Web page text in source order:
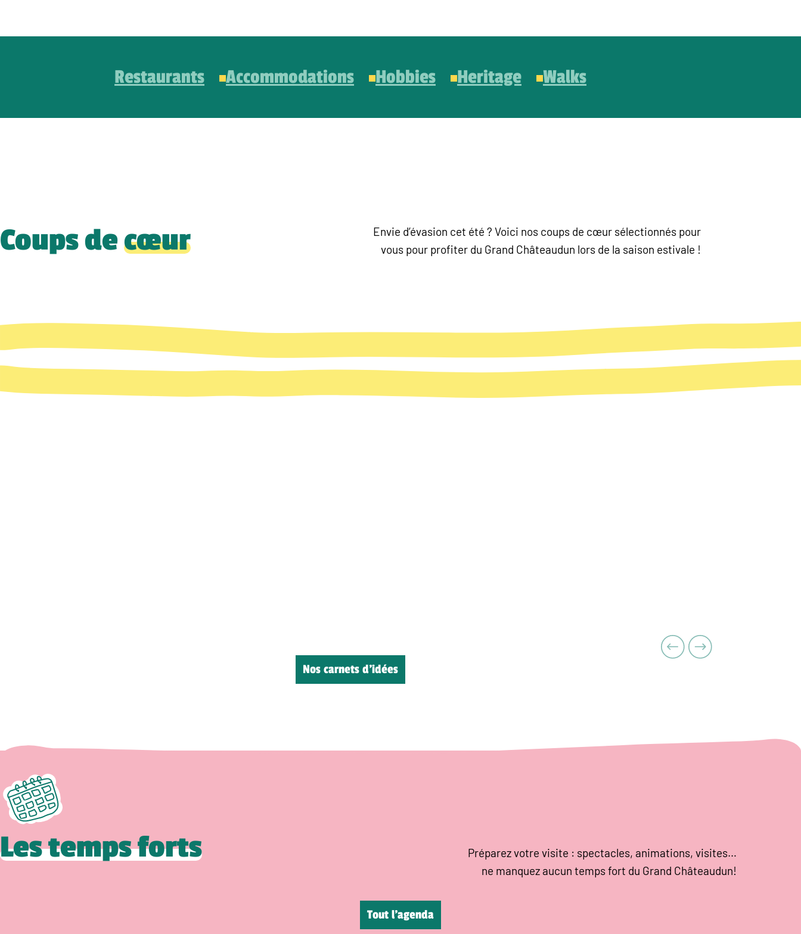
Restaurants Accommodations Hobbies Heritage Walks
Coups decœur
Envie d’évasion cet été ? Voici nos coups de cœur sélectionnés pour
vous pour profiter du Grand Châteaudun lors de la saison estivale !
Nos carnets d’idées
Les temps forts
Préparez votre visite : spectacles, animations, visites…
ne manquez aucun temps fort du Grand Châteaudun!
Tout l’agenda